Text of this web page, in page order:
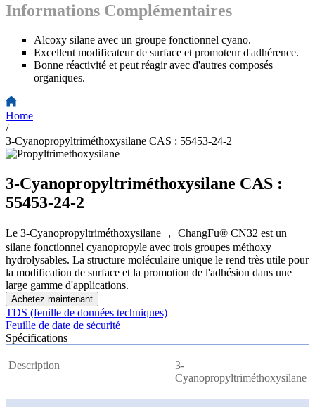
Informations Complémentaires
Alcoxy silane avec un groupe fonctionnel cyano.
Excellent modificateur de surface et promoteur d'adhérence.
Bonne réactivité et peut réagir avec d'autres composés
organiques.
Home
/
3-Cyanopropyltriméthoxysilane CAS : 55453-24-2
3-Cyanopropyltriméthoxysilane CAS :
55453-24-2
Le 3-Cyanopropyltriméthoxysilane ， ChangFu® CN32 est un
silane fonctionnel cyanopropyle avec trois groupes méthoxy
hydrolysables. La structure moléculaire unique le rend très utile pour
la modification de surface et la promotion de l'adhésion dans une
large gamme d'applications.
Achetez maintenant
TDS (feuille de données techniques)
Feuille de date de sécurité
Spécifications
Description
3-
Cyanopropyltriméthoxysilane